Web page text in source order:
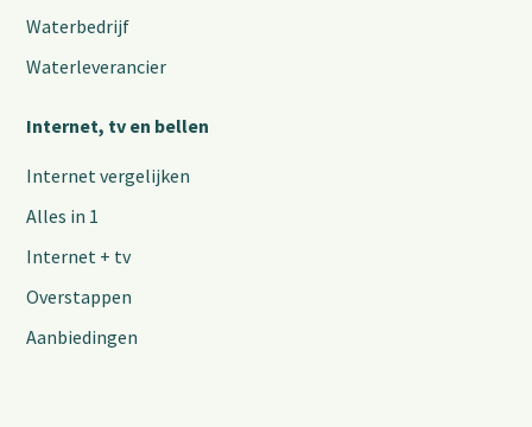
Waterbedrijf
Waterleverancier
Internet, tv en bellen
Internet vergelijken
Alles in 1
Internet + tv
Overstappen
Aanbiedingen